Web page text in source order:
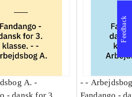
A. -
- -
Feedback